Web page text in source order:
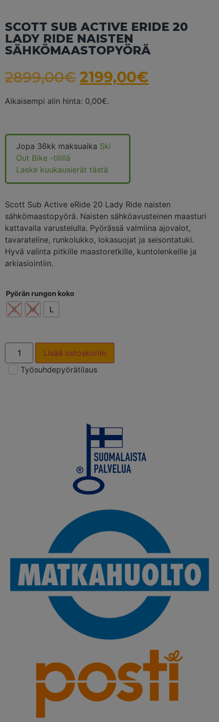
SCOTT SUB ACTIVE ERIDE 20
LADY RIDE NAISTEN
SÄHKÖMAASTOPYÖRÄ
2899,00€ 2199,00€
Aikaisempi alin hinta: 0,00€.
Jopa 36kk maksuaika Ski
Out Bike -tilillä
Laske kuukausierät tästä
Scott Sub Active eRide 20 Lady Ride naisten
sähkömaastopyörä. Naisten sähköavusteinen maasturi
kattavalla varustelulla. Pyörässä valmiina ajovalot,
tavarateline, runkolukko, lokasuojat ja seisontatuki.
Hyvä valinta pitkille maastoretkille, kuntolenkeille ja
arkiasiointiin.
Pyörän rungon koko
S M L
Lisää ostoskoriin
Työsuhdepyörätilaus